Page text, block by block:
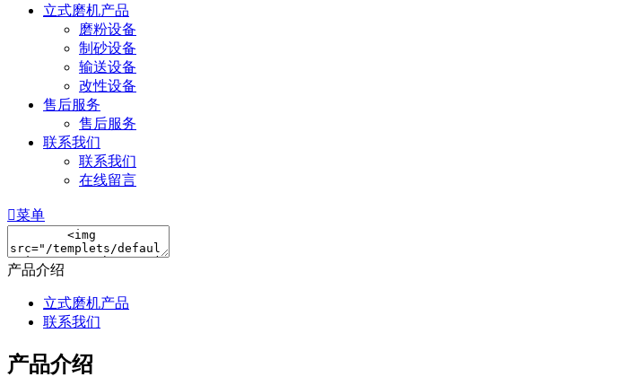
立式磨机产品
磨粉设备
制砂设备
输送设备
改性设备
售后服务
售后服务
联系我们
联系我们
在线留言
菜单
产品介绍
立式磨机产品
联系我们
产品介绍